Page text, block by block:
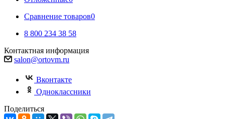
Сравнение товаров0
8 800 234 38 58
Контактная информация
salon@ortovm.ru
Вконтакте
Одноклассники
Поделиться